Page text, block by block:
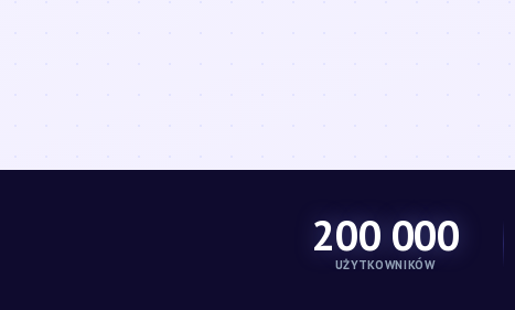
200 000
UŻYTKOWNIKÓW